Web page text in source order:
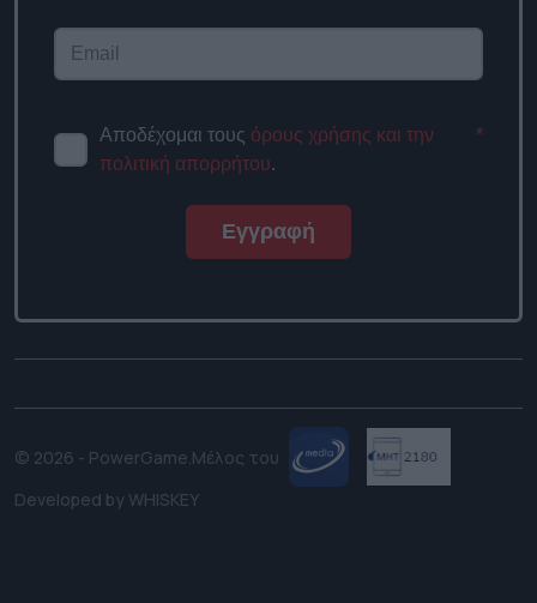
Αποδέχομαι τους όρους χρήσης και την
πολιτική απορρήτου.
*
Εγγραφή
© 2026 - PowerGame. Μέλος του
Developed by WHISKEY